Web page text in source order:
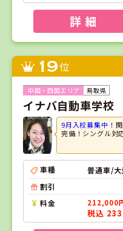
詳 細
19位
鳥取県
イナバ自動車学校
9月入校募集中！
完備！シングル対
車種
普通車/大
割引
料金
212,000
税込